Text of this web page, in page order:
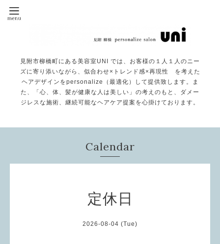
見附市柳橋町にある美容室UNI では、お客様の１人１人のニー
ズに寄り添いながら、似合わせ×トレンド感×再現性 を考えた
ヘアデザインをpersonalize（最適化）して提供致します。ま
た、「心、体、髪が健康な人は美しい」の考えのもと、ダメー
ジレスな施術、継続可能なヘアケア提案を心掛けております。
Calendar
定休日
2026-08-04 (Tue)